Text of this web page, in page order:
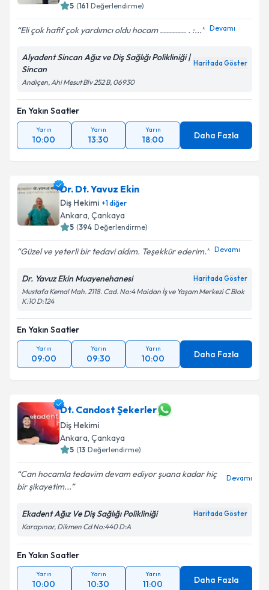
5 (161 Değerlendirme)
Eli çok hafif çok yardımcı oldu hocam …………. . :... Devamı
Alyadent Sincan Ağız ve Diş Sağlığı Polikliniği |
Sincan
Haritada Göster
Andiçen, Ahi Mesut Blv 252 B, 06930
En Yakın Saatler
Yarın
10:00
Yarın
13:30
Yarın
18:00 Daha Fazla
Dr. Dt. Yavuz Ekin
Diş Hekimi +1diğer
Ankara, Çankaya
5 (394 Değerlendirme)
Güzel ve yeterli bir tedavi aldım. Teşekkür ederim. Devamı
Dr. Yavuz Ekin Muayenehanesi Haritada Göster
Mustafa Kemal Mah. 2118. Cad. No:4 Maidan İş ve Yaşam Merkezi C Blok
K:10 D:124
En Yakın Saatler
Yarın
09:00
Yarın
09:30
Yarın
10:00 Daha Fazla
Dt. Candost Şekerler
Diş Hekimi
Ankara, Çankaya
5 (13 Değerlendirme)
Can hocamla tedavim devam ediyor şuana kadar hiç
bir şikayetim...
Devamı
Ekadent Ağız Ve Diş Sağlığı Polikliniği Haritada Göster
Karapınar, Dikmen Cd No:440 D:A
En Yakın Saatler
Yarın
10:00
Yarın
10:30
Yarın
11:00 Daha Fazla